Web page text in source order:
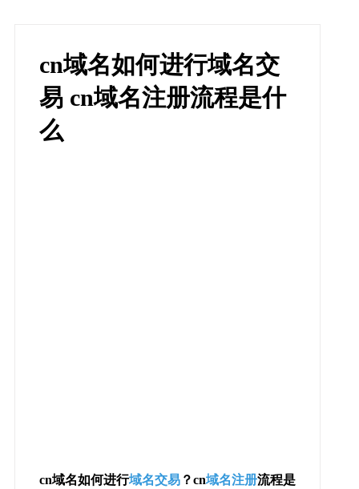
cn域名如何进行域名交
易 cn域名注册流程是什
么
cn域名如何进行域名交易？cn域名注册流程是